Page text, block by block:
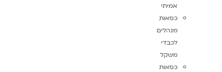
אמיתי
כסאות
מנהלים
לכבדי
משקל
כסאות